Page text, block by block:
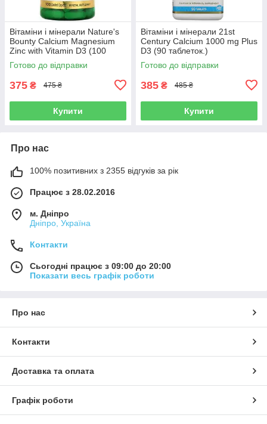
Вітаміни і мінерали Nature's
Bounty Calcium Magnesium
Zinc with Vitamin D3 (100
таблеток.)
Готово до відправки
375 ₴ 475 ₴
Купити
Вітаміни і мінерали 21st
Century Calcium 1000 mg Plus
D3 (90 таблеток.)
Готово до відправки
385 ₴ 485 ₴
Купити
Про нас
100% позитивних з 2355 відгуків за рік
Працює з 28.02.2016
м. Дніпро
Дніпро, Україна
Контакти
Сьогодні працює з 09:00 до 20:00
Показати весь графік роботи
Про нас
Контакти
Доставка та оплата
Графік роботи